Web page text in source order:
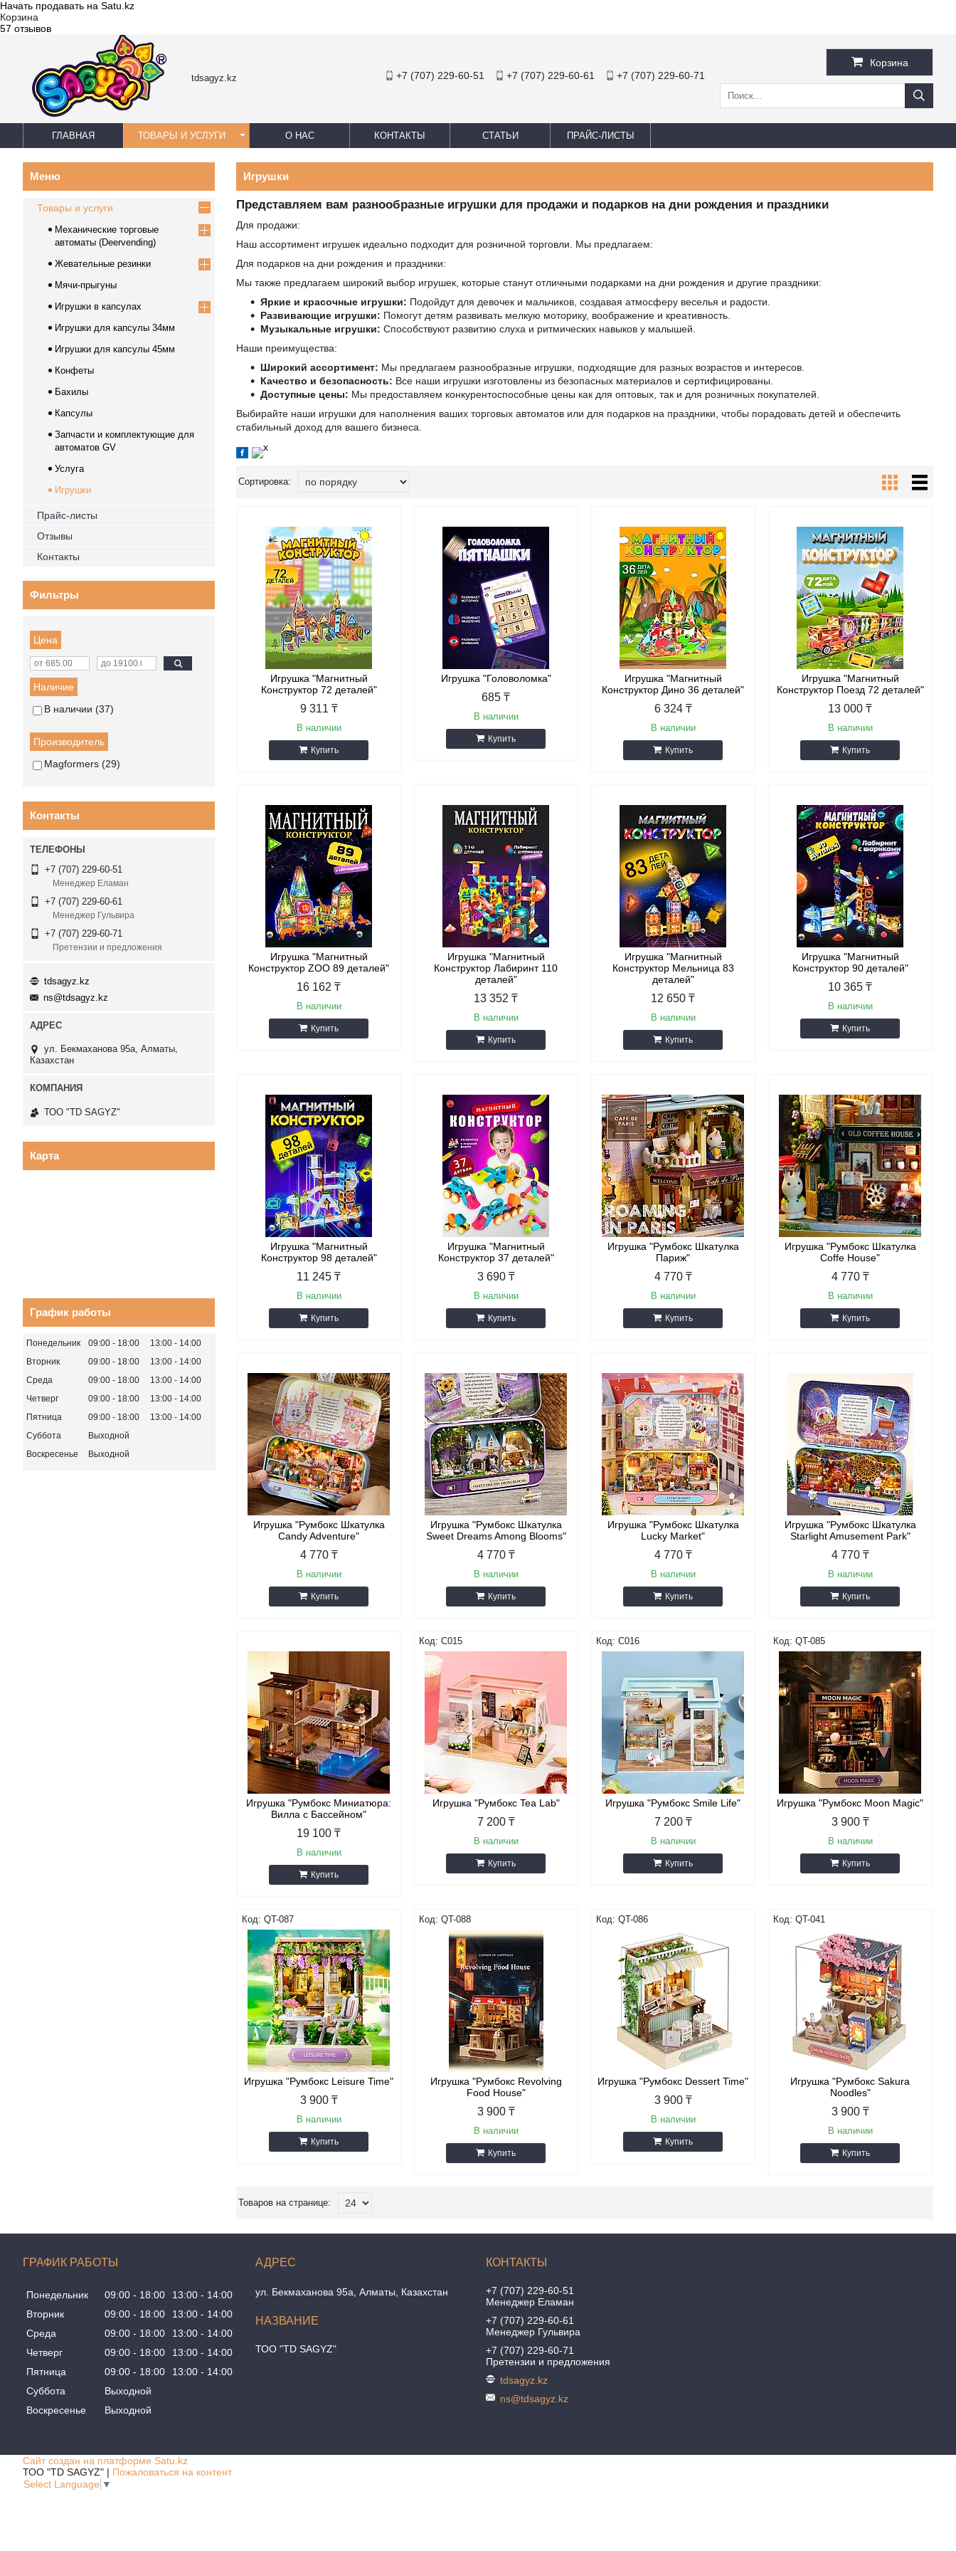
Начать продавать на Satu.kz
Корзина
57 отзывов
tdsagyz.kz +7 (707) 229-60-51 +7 (707) 229-60-61 +7 (707) 229-60-71
Корзина
ГЛАВНАЯ ТОВАРЫ И УСЛУГИ О НАС КОНТАКТЫ СТАТЬИ ПРАЙС-ЛИСТЫ
Игрушки
Представляем вам разнообразные игрушки для продажи и подарков на дни рождения и праздники
Для продажи:
Наш ассортимент игрушек идеально подходит для розничной торговли. Мы предлагаем:
Для подарков на дни рождения и праздники:
Мы также предлагаем широкий выбор игрушек, которые станут отличными подарками на дни рождения и другие праздники:
Яркие и красочные игрушки: Подойдут для девочек и мальчиков, создавая атмосферу веселья и радости.
Развивающие игрушки: Помогут детям развивать мелкую моторику, воображение и креативность.
Музыкальные игрушки: Способствуют развитию слуха и ритмических навыков у малышей.
Наши преимущества:
Широкий ассортимент: Мы предлагаем разнообразные игрушки, подходящие для разных возрастов и интересов.
Качество и безопасность: Все наши игрушки изготовлены из безопасных материалов и сертифицированы.
Доступные цены: Мы предоставляем конкурентоспособные цены как для оптовых, так и для розничных покупателей.
Выбирайте наши игрушки для наполнения ваших торговых автоматов или для подарков на праздники, чтобы порадовать детей и обеспечить
стабильный доход для вашего бизнеса.
Игрушка "Магнитный
Конструктор 72 деталей"
9 311 ₸
В наличии
Купить
Игрушка "Головоломка"
685 ₸
В наличии
Купить
Игрушка "Магнитный
Конструктор Дино 36 деталей"
6 324 ₸
В наличии
Купить
Игрушка "Магнитный
Конструктор Поезд 72 деталей"
13 000 ₸
В наличии
Купить
Игрушка "Магнитный
Конструктор ZOO 89 деталей"
16 162 ₸
В наличии
Купить
Игрушка "Магнитный
Конструктор Лабиринт 110
деталей"
13 352 ₸
В наличии
Купить
Игрушка "Магнитный
Конструктор Мельница 83
деталей"
12 650 ₸
В наличии
Купить
Игрушка "Магнитный
Конструктор 90 деталей"
10 365 ₸
В наличии
Купить
Игрушка "Магнитный
Конструктор 98 деталей"
11 245 ₸
В наличии
Купить
Игрушка "Магнитный
Конструктор 37 деталей"
3 690 ₸
В наличии
Купить
Игрушка "Румбокс Шкатулка
Париж"
4 770 ₸
В наличии
Купить
Игрушка "Румбокс Шкатулка
Coffe House"
4 770 ₸
В наличии
Купить
Игрушка "Румбокс Шкатулка
Candy Adventure"
4 770 ₸
В наличии
Купить
Игрушка "Румбокс Шкатулка
Sweet Dreams Among Blooms"
4 770 ₸
В наличии
Купить
Игрушка "Румбокс Шкатулка
Lucky Market"
4 770 ₸
В наличии
Купить
Игрушка "Румбокс Шкатулка
Starlight Amusement Park"
4 770 ₸
В наличии
Купить
Игрушка "Румбокс Миниатюра:
Вилла с Бассейном"
19 100 ₸
В наличии
Купить
С015
Игрушка "Румбокс Tea Lab"
7 200 ₸
В наличии
Купить
С016
Игрушка "Румбокс Smile Life"
7 200 ₸
В наличии
Купить
QT-085
Игрушка "Румбокс Moon Magic"
3 900 ₸
В наличии
Купить
QT-087
Игрушка "Румбокс Leisure Time"
3 900 ₸
В наличии
Купить
QT-088
Игрушка "Румбокс Revolving
Food House"
3 900 ₸
В наличии
Купить
QT-086
Игрушка "Румбокс Dessert Time"
3 900 ₸
В наличии
Купить
QT-041
Игрушка "Румбокс Sakura
Noodles"
3 900 ₸
В наличии
Купить
Товары и услуги
Механические торговые
автоматы (Deervending)
Жевательные резинки
Мячи-прыгуны
Игрушки в капсулах
Игрушки для капсулы 34мм
Игрушки для капсулы 45мм
Конфеты
Бахилы
Капсулы
Запчасти и комплектующие для
автоматов GV
Услуга
Игрушки
Прайс-листы
Отзывы
Контакты
Фильтры
Цена
Наличие
В наличии
37
Производитель
Magformers
29
Контакты
+7 (707) 229-60-51
Менеджер Еламан
+7 (707) 229-60-61
Менеджер Гульвира
+7 (707) 229-60-71
Претензии и предложения
tdsagyz.kz
ns@tdsagyz.kz
ул. Бекмаханова 95а, Алматы,
Казахстан
ТОО "TD SAGYZ"
Карта
График работы
Понедельник 09:00 18:00 13:00
14:00
Вторник
09:00 18:00 13:00
14:00
Среда
09:00 18:00 13:00
14:00
Четверг
09:00 18:00 13:00
14:00
Пятница
09:00 18:00 13:00
14:00
Суббота
Выходной
Воскресенье
Выходной
ГРАФИК РАБОТЫ
Понедельник 09:00 18:00 13:00
14:00
Вторник
09:00 18:00 13:00
14:00
Среда
09:00 18:00 13:00
14:00
Четверг
09:00 18:00 13:00
14:00
Пятница
09:00 18:00 13:00
14:00
Суббота
Выходной
Воскресенье
Выходной
ул. Бекмаханова 95а, Алматы, Казахстан
ТОО "TD SAGYZ"
+7 (707) 229-60-51
Менеджер Еламан
+7 (707) 229-60-61
Менеджер Гульвира
+7 (707) 229-60-71
Претензии и предложения
tdsagyz.kz
ns@tdsagyz.kz
Сайт создан на платформе Satu.kz
ТОО "TD SAGYZ" | Пожаловаться на контент
Select Language ▼